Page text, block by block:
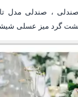
صندلی ، صندلی مدل
پشت گرد میز عسلی